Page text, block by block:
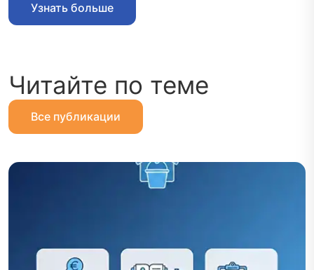
Узнать больше
Читайте по теме
Все публикации